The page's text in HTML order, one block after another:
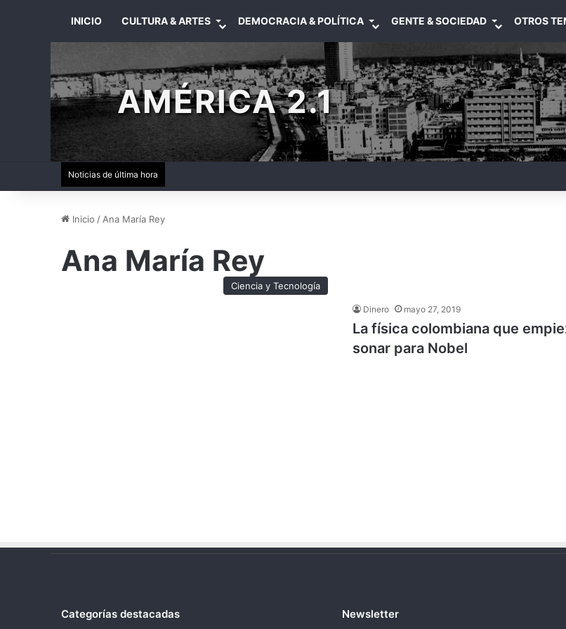
INICIO CULTURA & ARTES DEMOCRACIA & POLÍTICA GENTE & SOCIEDAD OTROS
AMÉRICA 2.1
Noticias de última hora
Inicio / Ana María Rey
Ana María Rey
Ciencia y Tecnología
Dinero mayo 27, 2019
La física colombiana que
sonar para Nobel
Categorías destacadas Newsletter